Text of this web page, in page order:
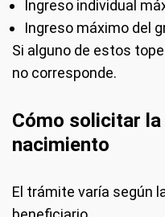
Ingreso individual
Ingreso máximo del
Si alguno de estos
no corresponde.
Cómo solicitar
nacimiento
El trámite varía según